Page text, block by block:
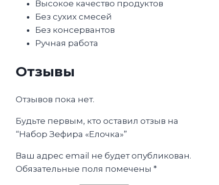
Высокое качество продуктов
Без сухих смесей
Без консервантов
Ручная работа
Отзывы
Отзывов пока нет.
Будьте первым, кто оставил отзыв на
“Набор Зефира «Елочка»”
Ваш адрес email не будет опубликован.
Обязательные поля помечены *